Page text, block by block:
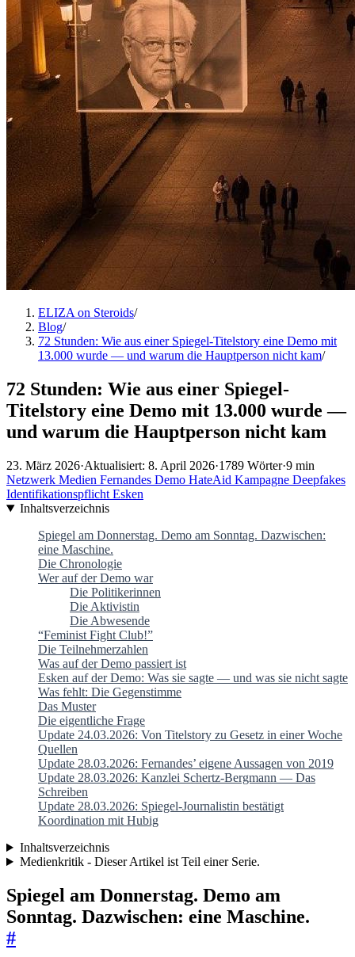
ELIZA on Steroids/
Blog/
72 Stunden: Wie aus einer Spiegel-Titelstory eine Demo mit
13.000 wurde — und warum die Hauptperson nicht kam/
72 Stunden: Wie aus einer Spiegel-
Titelstory eine Demo mit 13.000 wurde —
und warum die Hauptperson nicht kam
23. März 2026·Aktualisiert: 8. April 2026·1789 Wörter·9 min
Netzwerk Medien Fernandes Demo HateAid Kampagne Deepfakes
Identifikationspflicht Esken
Inhaltsverzeichnis
Spiegel am Donnerstag. Demo am Sonntag. Dazwischen:
eine Maschine.
Die Chronologie
Wer auf der Demo war
Die Politikerinnen
Die Aktivistin
Die Abwesende
“Feminist Fight Club!”
Die Teilnehmerzahlen
Was auf der Demo passiert ist
Esken auf der Demo: Was sie sagte — und was sie nicht sagte
Was fehlt: Die Gegenstimme
Das Muster
Die eigentliche Frage
Update 24.03.2026: Von Titelstory zu Gesetz in einer Woche
Quellen
Update 28.03.2026: Fernandes’ eigene Aussagen von 2019
Update 28.03.2026: Kanzlei Schertz-Bergmann — Das
Schreiben
Update 28.03.2026: Spiegel-Journalistin bestätigt
Koordination mit Hubig
Inhaltsverzeichnis
Medienkritik - Dieser Artikel ist Teil einer Serie.
Spiegel am Donnerstag. Demo am
Sonntag. Dazwischen: eine Maschine.
#